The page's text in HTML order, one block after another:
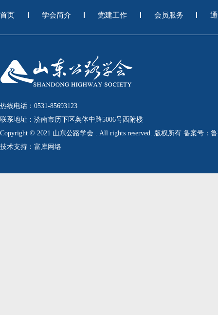
首页 学会简介 党建工作 会员服务
热线电话：0531-85693123
联系地址：济南市历下区奥体中路5006号西附楼
Copyright © 2021 山东公路学会 . All rights reserved. 版权所有 备案号：鲁
技术支持：富库网络